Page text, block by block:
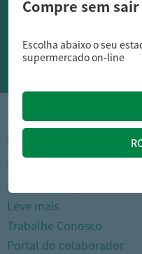
Siga nossos canais oficiais
INSTITUCIONAL
Cartão Arasuper
Leve mais
Trabalhe Conosco
Portal do colaborador
Compre sem
Escolha abaixo o seu
supermercado on-line